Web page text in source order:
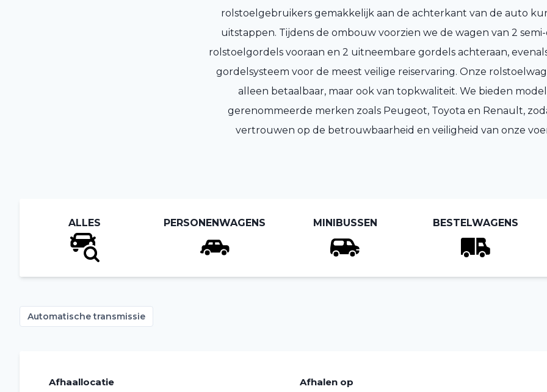
rolstoelgebruikers gemakkelijk aan de achterkant van de auto
uitstappen. Tijdens de ombouw voorzien we de wagen van 2
rolstoelgordels vooraan en 2 uitneembare gordels achteraan,
gordelsysteem voor de meest veilige reiservaring. Onze
alleen betaalbaar, maar ook van topkwaliteit. We bieden
gerenommeerde merken zoals Peugeot, Toyota en Renault,
vertrouwen op de betrouwbaarheid en veiligheid van onze
ALLES PERSONENWAGENS MINIBUSSEN BESTELWAGENS
Automatische transmissie
Afhaallocatie Afhalen op